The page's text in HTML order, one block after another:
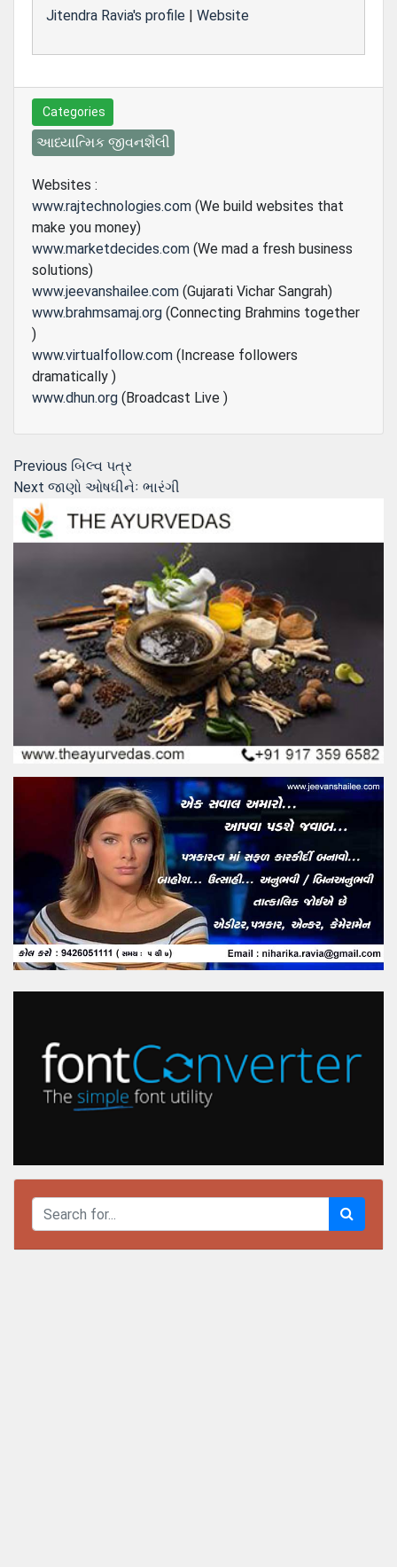
Jitendra Ravia's profile | Website
Categories
આધ્યાત્મિક જીવનશૈલી
Websites :
www.rajtechnologies.com (We build websites that
make you money)
www.marketdecides.com (We mad a fresh business
solutions)
www.jeevanshailee.com (Gujarati Vichar Sangrah)
www.brahmsamaj.org (Connecting Brahmins together
)
www.virtualfollow.com (Increase followers
dramatically )
www.dhun.org (Broadcast Live )
Post
navigation
Previous Previous
post:
બિલ્વ પત્ર
Next Next
જાણો ઓષધીનેઃ ભારંગી